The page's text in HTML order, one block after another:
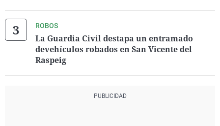
ROBOS
La Guardia Civil destapa un entramado
devehículos robados en San Vicente del
Raspeig